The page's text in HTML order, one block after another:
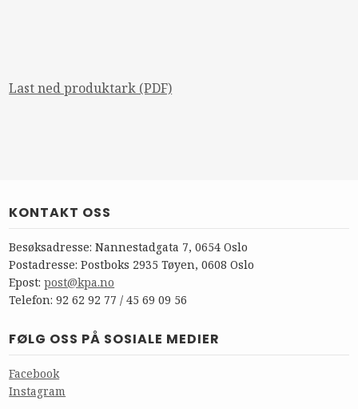
Last ned produktark (PDF)
KONTAKT OSS
Besøksadresse: Nannestadgata 7, 0654 Oslo
Postadresse: Postboks 2935 Tøyen, 0608 Oslo
Epost:post@kpa.no
Telefon: 92 62 92 77 / 45 69 09 56
FØLG OSS PÅ SOSIALE MEDIER
Facebook
Instagram